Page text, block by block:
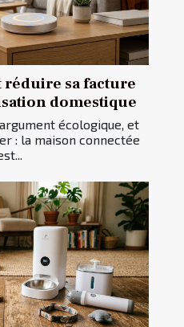
sa facture
domestique
écologique, et
: la maison connectée